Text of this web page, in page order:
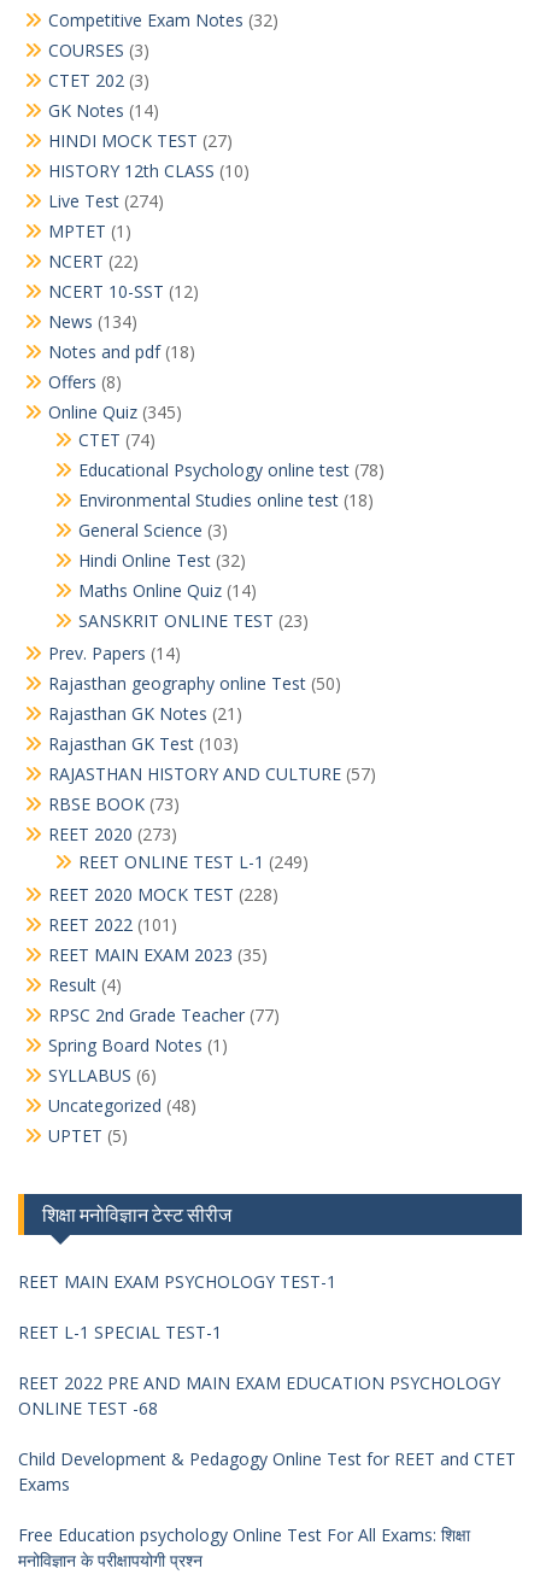
Competitive Exam Notes (32)
COURSES (3)
CTET 202 (3)
GK Notes (14)
HINDI MOCK TEST (27)
HISTORY 12th CLASS (10)
Live Test (274)
MPTET (1)
NCERT (22)
NCERT 10-SST (12)
News (134)
Notes and pdf(18)
Offers (8)
Online Quiz (345)
CTET (74)
Educational Psychology online test (78)
Environmental Studies online test (18)
General Science (3)
Hindi Online Test (32)
Maths Online Quiz (14)
SANSKRIT ONLINE TEST (23)
Prev. Papers (14)
Rajasthan geography online Test (50)
Rajasthan GK Notes (21)
Rajasthan GK Test (103)
RAJASTHAN HISTORY AND CULTURE (57)
RBSE BOOK (73)
REET 2020 (273)
REET ONLINE TEST L-1 (249)
REET 2020 MOCK TEST (228)
REET 2022 (101)
REET MAIN EXAM 2023 (35)
Result (4)
RPSC 2nd Grade Teacher (77)
Spring Board Notes (1)
SYLLABUS (6)
Uncategorized (48)
UPTET (5)
शिक्षा मनोविज्ञान टेस्ट सीरीज
REET MAIN EXAM PSYCHOLOGY TEST-1
REET L-1 SPECIAL TEST-1
REET 2022 PRE AND MAIN EXAM EDUCATION PSYCHOLOGY
ONLINE TEST -68
Child Development & Pedagogy Online Test for REET and CTET
Exams
Free Education psychology Online Test For All Exams: शिक्षा
मनोविज्ञान के परीक्षापयोगी प्रश्न